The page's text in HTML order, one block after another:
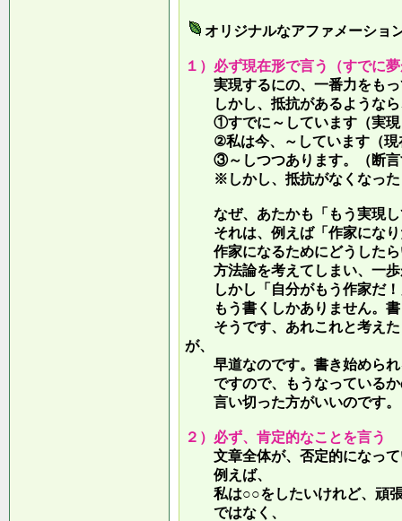
オリジナルなアファメーショ
１）必ず現在形で言う（すでに
実現するにの、一番力をもっ
しかし、抵抗があるような
①すでに～しています（実現
②私は今、～しています（現
③～しつつあります。（断言
※しかし、抵抗がなくなった
なぜ、あたかも「もう実現し
それは、例えば「作家になり
作家になるためにどうしたら
方法論を考えてしまい、一歩
しかし「自分がもう作家だ！
もう書くしかありません。書
そうです、あれこれと考えた
が、
早道なのです。書き始められ
ですので、もうなっているか
言い切った方がいいのです。
２）必ず、肯定的なことを言う
文章全体が、否定的になっ
例えば、
私は○○をしたいけれど、頑張
ではなく、